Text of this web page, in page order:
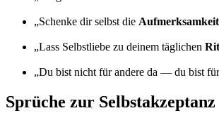
„Schenke dir selbst die Aufmerksamkeit
„Lass Selbstliebe zu deinem täglichen
„Du bist nicht für andere da — du bist
Sprüche zur Selbstakzeptanz